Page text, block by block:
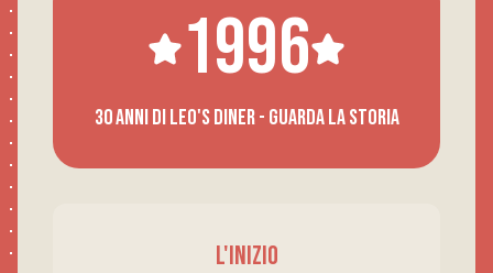
1996
30 anni di Leo's Diner - Guarda la storia
L'INIZIO